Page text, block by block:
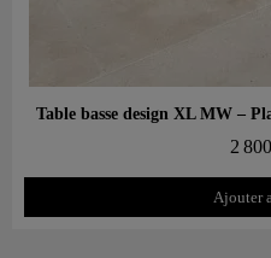
2
Ajouter